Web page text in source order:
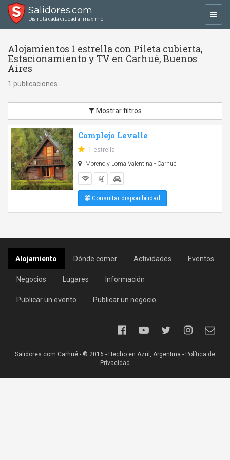
Salidores.com
Disfrutá cada ciudad al máximo
Alojamientos 1 estrella con Pileta cubierta,
Estacionamiento y TV en Carhué, Buenos
Aires
1 publicaciones
Mostrar filtros
Complejo Levalle
1 estrella
Moreno y Loma Valentina - Carhué
Consultar disponibilidad
Alojamiento Dónde comer Actividades Eventos
Negocios Lugares Información
Publicar un evento Publicar un negocio
Salidores.com Carhué - ® 2016 - Hecho en Azul, Argentina - Política de
Privacidad